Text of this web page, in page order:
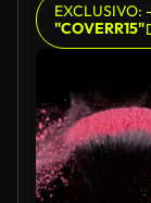
EXCLUSIVO:
"COVERR15"